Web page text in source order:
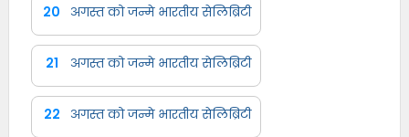
20 अगस्त को जन्मे भारतीय सेलिब्रिटी
21 अगस्त को जन्मे भारतीय सेलिब्रिटी
22 अगस्त को जन्मे भारतीय सेलिब्रिटी